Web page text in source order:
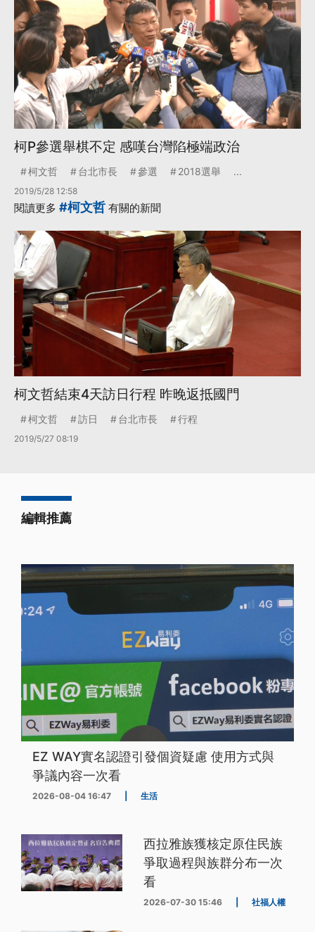
柯P參選舉棋不定 感嘆台灣陷極端政治
柯文哲 台北市長 參選 2018選舉 ...
2019/5/28 12:58
閱讀更多 #柯文哲 有關的新聞
柯文哲結束4天訪日行程 昨晚返抵國門
柯文哲 訪日 台北市長 行程
2019/5/27 08:19
編輯推薦
EZ WAY實名認證引發個資疑慮 使用方式與
爭議內容一次看
2026-08-04 16:47 生活
西拉雅族獲核定原住民族
爭取過程與族群分布一次
看
2026-07-30 15:46 社福人權